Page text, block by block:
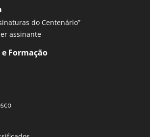
do Centenário”
assinante
Formação